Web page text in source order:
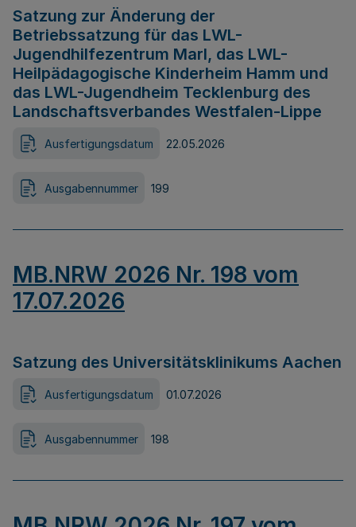
Satzung zur Änderung der
Betriebssatzung für das LWL-
Jugendhilfezentrum Marl, das LWL-
Heilpädagogische Kinderheim Hamm und
das LWL-Jugendheim Tecklenburg des
Landschaftsverbandes Westfalen-Lippe
Ausfertigungsdatum 22.05.2026
Ausgabennummer 199
MB.NRW 2026 Nr. 198 vom
17.07.2026
Satzung des Universitätsklinikums Aachen
Ausfertigungsdatum 01.07.2026
Ausgabennummer 198